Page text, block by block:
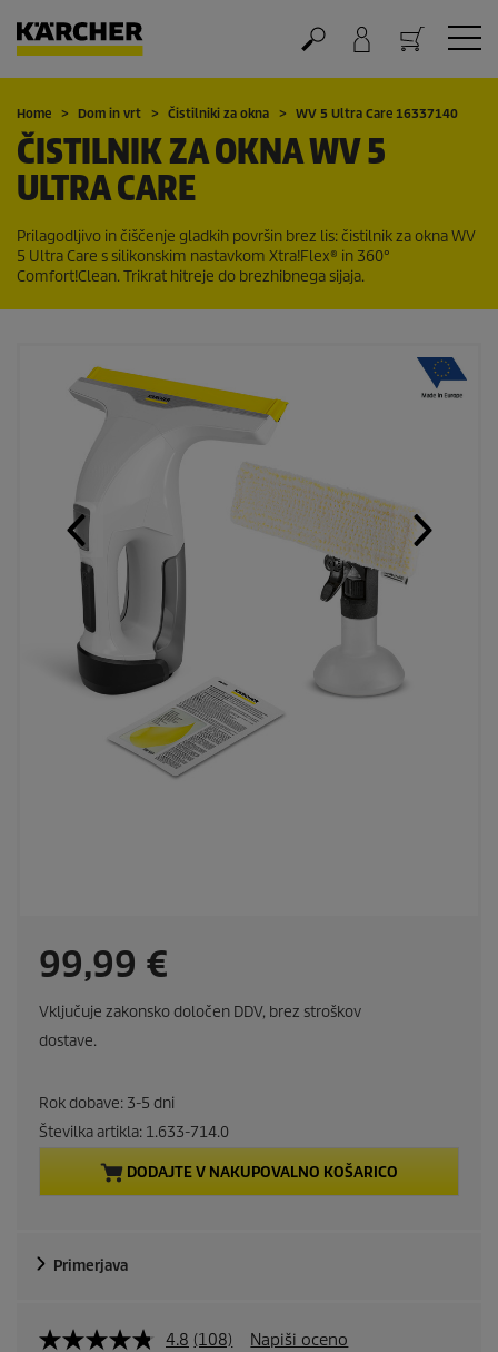
Nakupovalna košarica
Home Dom in vrt Čistilniki za okna WV 5 Ultra Care 16337140
ČISTILNIK ZA OKNA WV 5
ULTRA CARE
Prilagodljivo in čiščenje gladkih površin brez lis: čistilnik za okna WV
5 Ultra Care s silikonskim nastavkom Xtra!Flex® in 360°
Comfort!Clean. Trikrat hitreje do brezhibnega sijaja.
C
u
r
r
e
n
p
r
99,99 €
Vključuje zakonsko določen DDV, brez stroškov
dostave.
Rok dobave: 3-5 dni
Številka artikla: 1.633-714.0
DODAJTE V NAKUPOVALNO KOŠARICO
Primerjava
4.8 (108) Napiši oceno